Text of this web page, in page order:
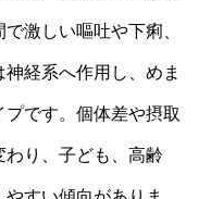
激しい嘔吐や下痢、
経系へ作用し、めま
です。個体差や摂取
り、子ども、高齢